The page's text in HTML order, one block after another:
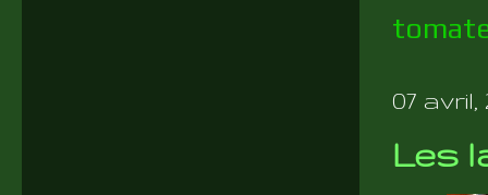
07 avril,
Les